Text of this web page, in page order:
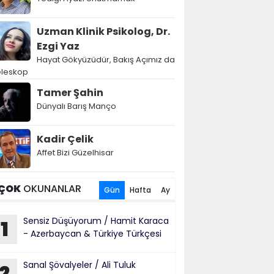
Uzman Klinik Psikolog, Dr.
Ezgi Yaz
Hayat Gökyüzüdür, Bakış Açımız da
Tamer Şahin
Dünyalı Barış Manço
Kadir Çelik
Affet Bizi Güzelhisar
OKUNANLAR Gün Hafta Ay
1
Sensiz Düşüyorum / Hamit Karaca
- Azerbaycan & Türkiye Türkçesi
Sanal Şövalyeler / Ali Tuluk